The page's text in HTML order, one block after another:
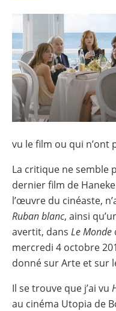
Image
vu le film ou qui n’ont
La critique ne semble
dernier film de
l’œuvre du cinéaste,
Ruban blanc, ainsi
avertit, dans Le Monde
mercredi 4 octobre
donné sur Arte et sur
Il se trouve que j’ai vu
au cinéma Utopia de